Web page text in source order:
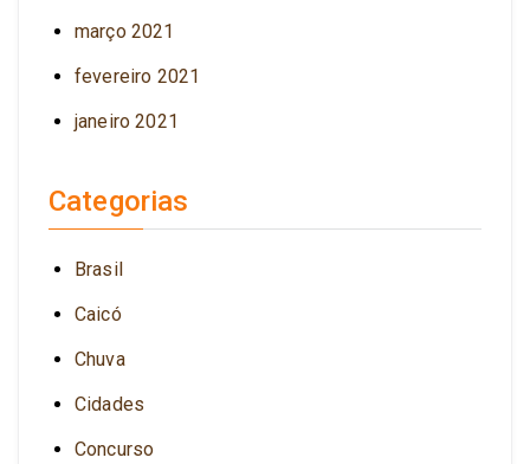
março 2021
fevereiro 2021
janeiro 2021
Categorias
Brasil
Caicó
Chuva
Cidades
Concurso